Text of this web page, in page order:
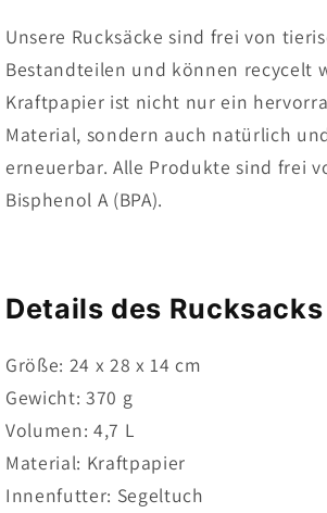
Unsere Rucksäcke sind frei von
Bestandteilen und können recycelt
Kraftpapier ist nicht nur ein
Material, sondern auch natürlich
erneuerbar. Alle Produkte sind frei
Bisphenol A (BPA).
Details des Rucksacks
Größe: 24 x 28 x 14 cm
Gewicht: 370 g
Volumen: 4,7 L
Material: Kraftpapier
Innenfutter: Segeltuch